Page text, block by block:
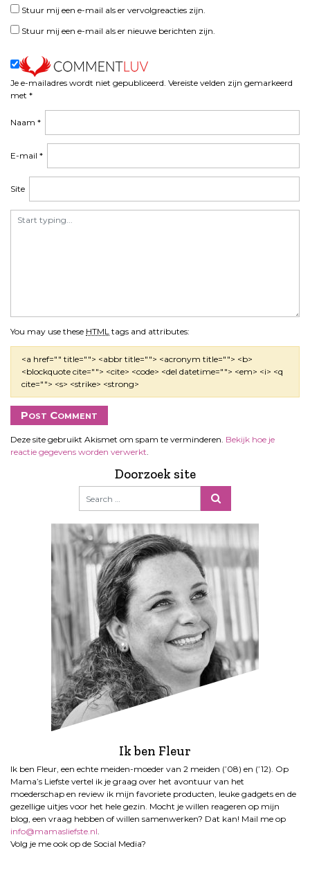
Je e-mailadres wordt niet gepubliceerd. Vereiste velden zijn gemarkeerd
met *
You may use these HTML tags and attributes:
<a href="" title=""> <abbr title=""> <acronym title=""> <b>
<blockquote cite=""> <cite> <code> <del datetime=""> <em> <i> <q
cite=""> <s> <strike> <strong>
Naam *
E-mail *
Site
Stuur mij een e-mail als er vervolgreacties zijn.
Stuur mij een e-mail als er nieuwe berichten zijn.
Deze site gebruikt Akismet om spam te verminderen. Bekijk hoe je
reactie gegevens worden verwerkt.
Doorzoek site
Ik ben Fleur
Ik ben Fleur, een echte meiden-moeder van 2 meiden (’08) en (’12). Op
Mama’s Liefste vertel ik je graag over het avontuur van het
moederschap en review ik mijn favoriete producten, leuke gadgets en de
gezellige uitjes voor het hele gezin. Mocht je willen reageren op mijn
blog, een vraag hebben of willen samenwerken? Dat kan! Mail me op
info@mamasliefste.nl.
Volg je me ook op de Social Media?